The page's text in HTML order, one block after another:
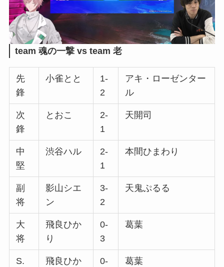
team 魂の一撃 vs team 老
先
鋒
小雀とと
1-
2
アキ・ローゼンター
ル
次
鋒
とおこ
2-
1
天開司
中
堅
渋谷ハル
2-
1
本間ひまわり
副
将
影山シエ
ン
3-
2
天鬼ぷるる
大
将
飛良ひか
り
0-
3
葛葉
S.
飛良ひか
0-
葛葉